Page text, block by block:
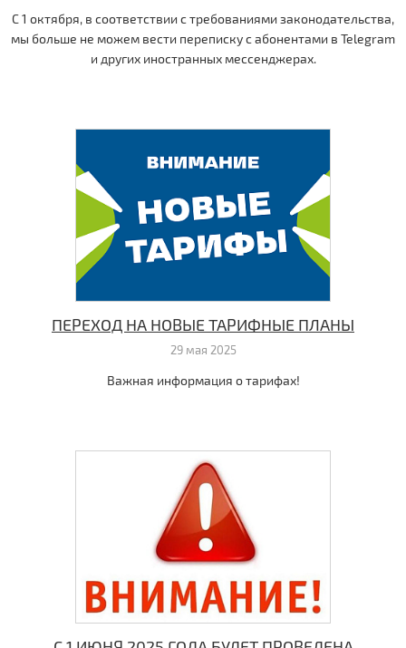
С 1 октября, в соответствии с требованиями законодательства,
мы больше не можем вести переписку с абонентами в Telegram
и других иностранных мессенджерах.
ПЕРЕХОД НА НОВЫЕ ТАРИФНЫЕ ПЛАНЫ
29 мая 2025
Важная информация о тарифах!